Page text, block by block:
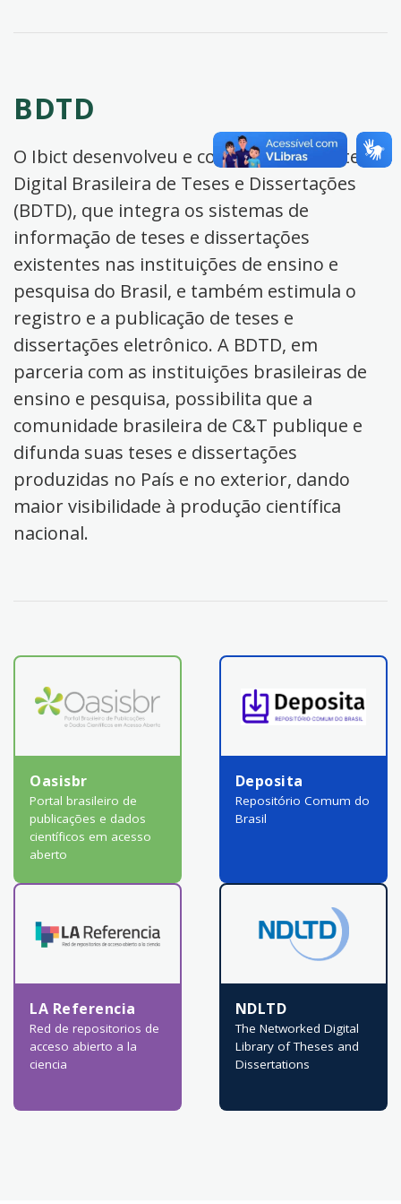
BDTD
O Ibict desenvolveu e coordena a Biblioteca
Digital Brasileira de Teses e Dissertações
(BDTD), que integra os sistemas de
informação de teses e dissertações
existentes nas instituições de ensino e
pesquisa do Brasil, e também estimula o
registro e a publicação de teses e
dissertações eletrônico. A BDTD, em
parceria com as instituições brasileiras de
ensino e pesquisa, possibilita que a
comunidade brasileira de C&T publique e
difunda suas teses e dissertações
produzidas no País e no exterior, dando
maior visibilidade à produção científica
nacional.
Oasisbr
Portal brasileiro de
publicações e dados
científicos em acesso
aberto
Deposita
Repositório Comum do
Brasil
LA Referencia
Red de repositorios de
acceso abierto a la
ciencia
NDLTD
The Networked Digital
Library of Theses and
Dissertations